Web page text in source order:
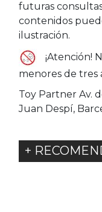
futuras
contenidos
ilustración.
¡Atención!
menores de tres
Toy Partner Av.
Juan Despí,
+